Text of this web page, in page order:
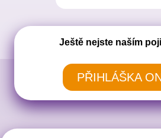
Ještě nejste naším
PŘIHLÁŠKA